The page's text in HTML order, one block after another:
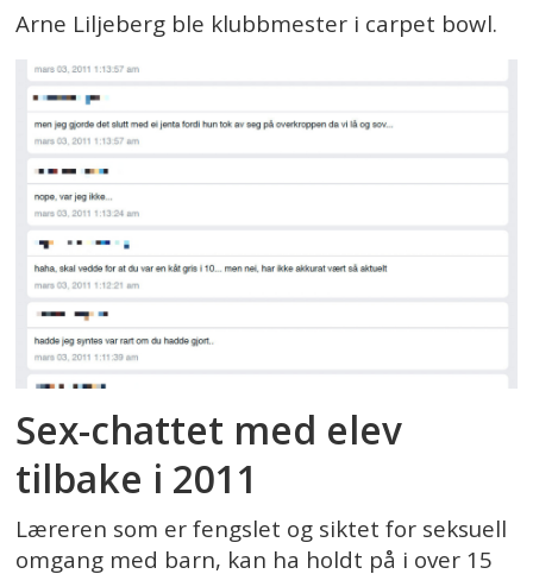
Arne Liljeberg ble klubbmester i carpet bowl.
Sex-chattet med elev
tilbake i 2011
Læreren som er fengslet og siktet for seksuell
omgang med barn, kan ha holdt på i over 15